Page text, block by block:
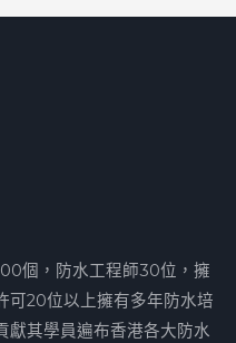
個，防水工程師30位，擁
可20位以上擁有多年防水培
獻其學員遍布香港各大防水